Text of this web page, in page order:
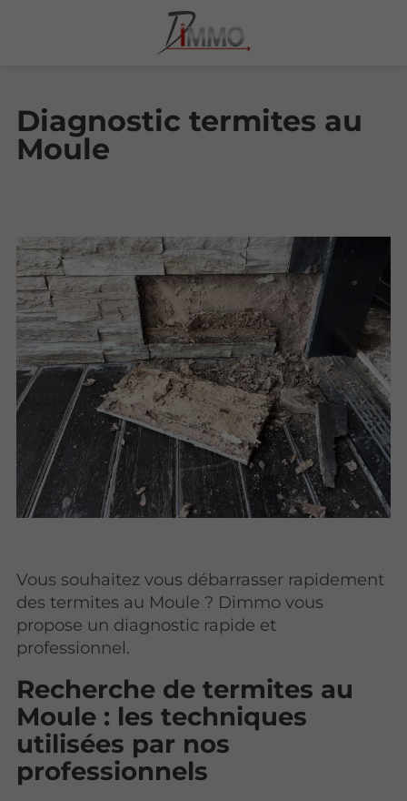
Diagnostic termites au
Moule
Vous souhaitez vous débarrasser rapidement
des termites au Moule ? Dimmo vous
propose un diagnostic rapide et
professionnel.
Recherche de termites au
Moule : les techniques
utilisées par nos
professionnels